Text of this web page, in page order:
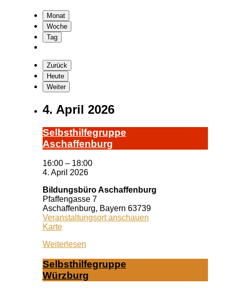
Monat
Woche
Tag
Zurück
Heute
Weiter
4. April 2026
Selbst­hil­fe­grup­pe
A­schaf­fen­burg
16:00 – 18:00
4. April 2026
Bildungsbüro Aschaffenburg
Pfaffengasse 7
Aschaffenburg, Bayern 63739
Veranstaltungsort anschauen
KarteBildungsbüro
Weiterlesen
Selbst­hil­fe­grup­pe
Würz­burg